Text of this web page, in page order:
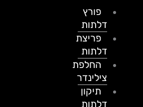
פורץ
דלתות
פריצת
דלתות
החלפת
צילינדר
תיקון
דלתות